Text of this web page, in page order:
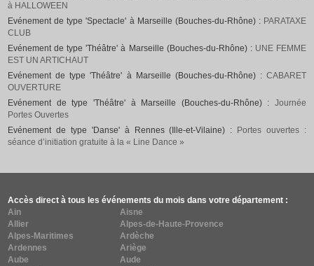
à HALLOWEEN
Evénement de type 'Spectacle' à Marseille (Bouches-du-Rhône) : PARATAXE
CLUB
Evénement de type 'Théâtre' à Marseille (Bouches-du-Rhône) : UNE FEMME
EST UN ARTICHAUT
Evénement de type 'Théâtre' à Marseille (Bouches-du-Rhône) : CABARET
OUVERTURE
Evénement de type 'Théâtre' à Marseille (Bouches-du-Rhône) : Journée
Portes Ouvertes
Evénement de type 'Danse' à Rennes (Ille-et-Vilaine) :
Portes ouvertes :
séance d’initiation gratuite à la « Line Dance »
Accès direct à tous les événements du mois dans votre département :
Ain
Aisne
Allier
Alpes-de-Haute-Provence
Alpes-Maritimes
Ardèche
Ardennes
Ariège
Aube
Aude